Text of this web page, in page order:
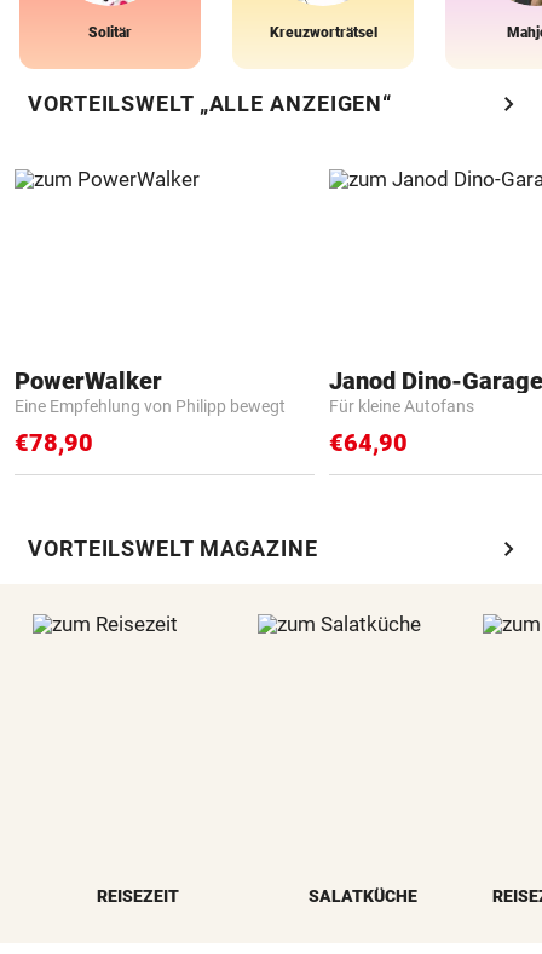
Solitär Kreuzworträtsel
VORTEILSWELT „ALLE ANZEIGEN“ chevron_right
PowerWalker
Eine Empfehlung von Philipp bewegt
€78,90
Janod Dino-Garage
Für kleine Autofans
€64,90
VORTEILSWELT MAGAZINE chevron_right
REISEZEIT SALATKÜCHE